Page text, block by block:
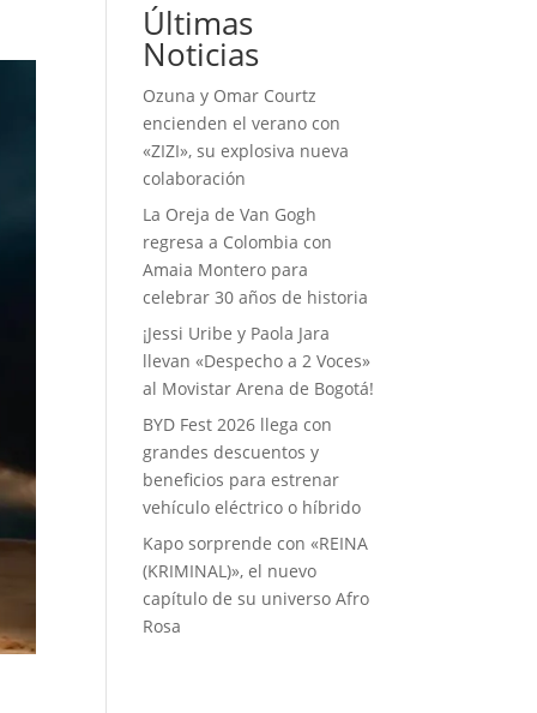
Últimas
Noticias
Ozuna y Omar Courtz
encienden el verano con
«ZIZI», su explosiva nueva
colaboración
La Oreja de Van Gogh
regresa a Colombia con
Amaia Montero para
celebrar 30 años de historia
¡Jessi Uribe y Paola Jara
llevan «Despecho a 2 Voces»
al Movistar Arena de Bogotá!
BYD Fest 2026 llega con
grandes descuentos y
beneficios para estrenar
vehículo eléctrico o híbrido
Kapo sorprende con «REINA
(KRIMINAL)», el nuevo
capítulo de su universo Afro
Rosa